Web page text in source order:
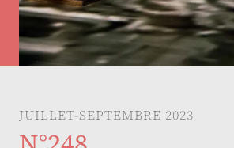
JUILLET-SEPTEMBRE 2023